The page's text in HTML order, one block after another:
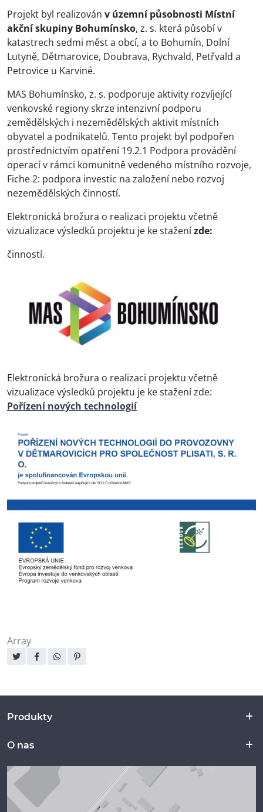
Projekt byl realizován v územní působnosti Místní
akční skupiny Bohumínsko, z. s. která působí v
katastrech sedmi měst a obcí, a to Bohumín, Dolní
Lutyně, Dětmarovice, Doubrava, Rychvald, Petřvald a
Petrovice u Karviné.
MAS Bohumínsko, z. s. podporuje aktivity rozvíjející
venkovské regiony skrze intenzivní podporu
zemědělských i nezemědělských aktivit místních
obyvatel a podnikatelů. Tento projekt byl podpořen
prostřednictvím opatření 19.2.1 Podpora provádění
operací v rámci komunitně vedeného místního rozvoje,
Fiche 2: podpora investic na založení nebo rozvoj
nezemědělských činností.
Elektronická brožura o realizaci projektu včetně
vizualizace výsledků projektu je ke staženízde:
činností.
Elektronická brožura o realizaci projektu včetně
vizualizace výsledků projektu je ke stažení zde:
Pořízení nových technologií
Dzielenie
Array
Produkty
O nas